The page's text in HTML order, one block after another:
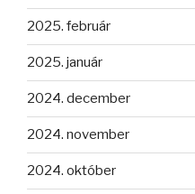
2025. február
2025. január
2024. december
2024. november
2024. október